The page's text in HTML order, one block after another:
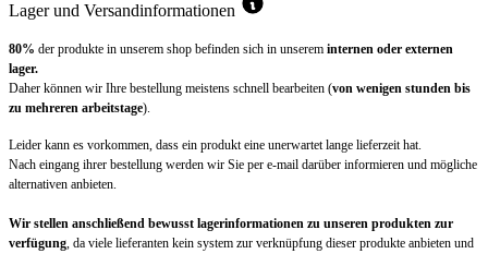
Lager und Versandinformationen
80% der produkte in unserem shop befinden sich in unserem internen oder externen
lager.
Daher können wir Ihre bestellung meistens schnell bearbeiten (von wenigen stunden bis
zu mehreren arbeitstage).
Leider kann es vorkommen, dass ein produkt eine unerwartet lange lieferzeit hat.
Nach eingang ihrer bestellung werden wir Sie per e-mail darüber informieren und mögliche
alternativen anbieten.
Wir stellen anschließend bewusst lagerinformationen zu unseren produkten zur
verfügung, da viele lieferanten kein system zur verknüpfung dieser produkte anbieten und